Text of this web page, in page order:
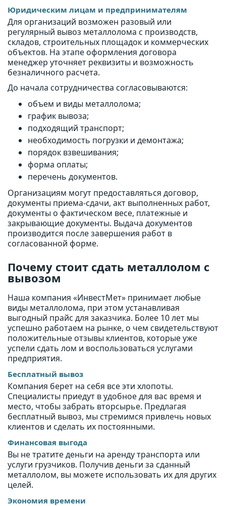
Юридическим лицам и предпринимателям
Для организаций возможен разовый или
регулярный вывоз металлолома с производств,
складов, строительных площадок и коммерческих
объектов. На этапе оформления договора
менеджер уточняет реквизиты и возможность
безналичного расчета.
До начала сотрудничества согласовываются:
объем и виды металлолома;
график вывоза;
подходящий транспорт;
необходимость погрузки и демонтажа;
порядок взвешивания;
форма оплаты;
перечень документов.
Организациям могут предоставляться договор,
документы приема-сдачи, акт выполненных работ,
документы о фактическом весе, платежные и
закрывающие документы. Выдача документов
производится после завершения работ в
согласованной форме.
Почему стоит сдать металлолом с
вывозом
Наша компания «ИнвестМет» принимает любые
виды металлолома, при этом устанавливая
выгодный прайс для заказчика. Более 10 лет мы
успешно работаем на рынке, о чем свидетельствуют
положительные отзывы клиентов, которые уже
успели сдать лом и воспользоваться услугами
предприятия.
Бесплатный вывоз
Компания берет на себя все эти хлопоты.
Специалисты приедут в удобное для вас время и
место, чтобы забрать вторсырье. Предлагая
бесплатный вывоз, мы стремимся привлечь новых
клиентов и сделать их постоянными.
Финансовая выгода
Вы не тратите деньги на аренду транспорта или
услуги грузчиков. Получив деньги за сданный
металлолом, вы можете использовать их для других
целей.
Экономия времени